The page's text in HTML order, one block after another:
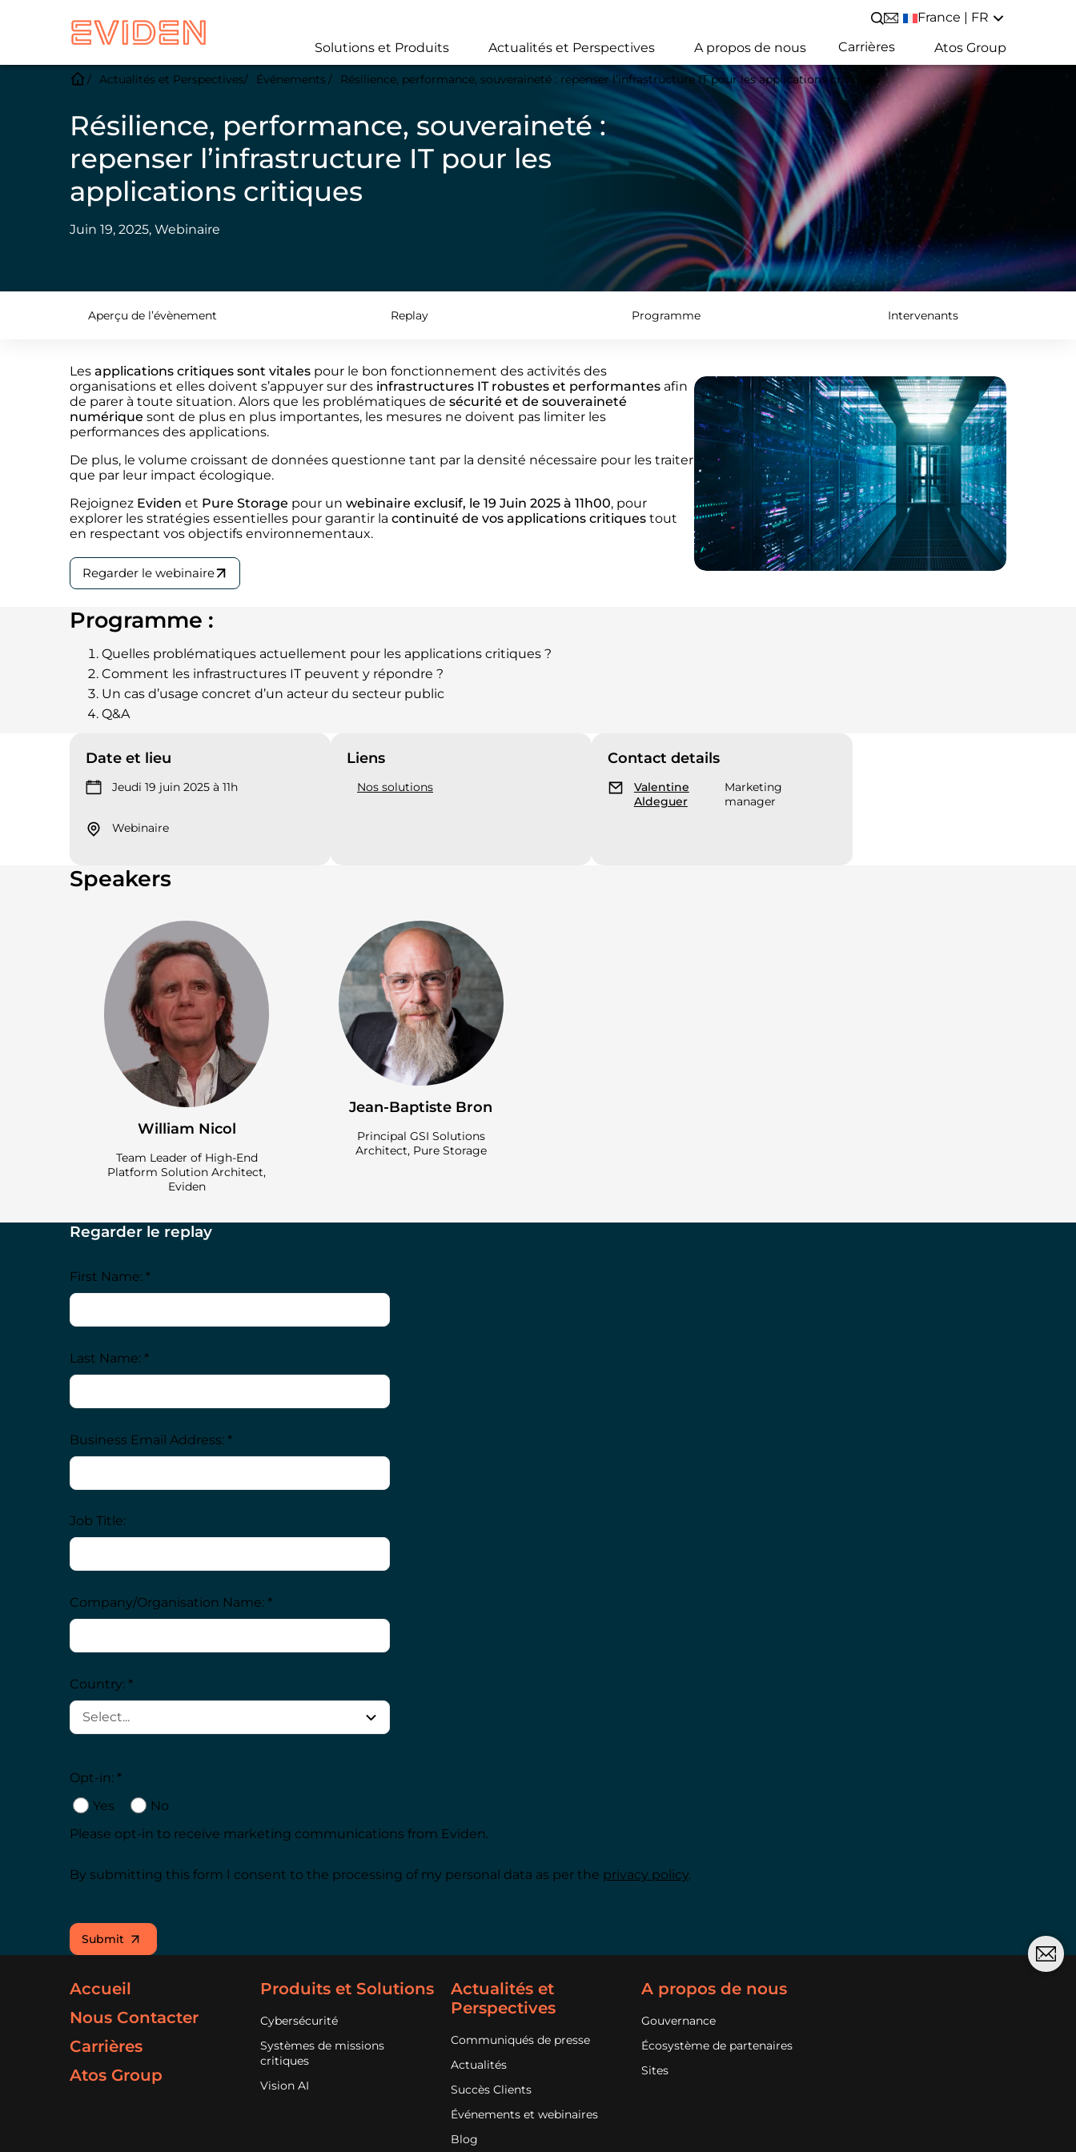
main
content
Lancer/Fermer une recherche
France | FR
Solutions et Produits Actualités et Perspectives A propos de nous Carrières Atos Group
Actualités et Perspectives Événements Résilience, performance, souveraineté : repenser l’infrastructure IT pour les applications critiques
Résilience, performance, souveraineté :
repenser l’infrastructure IT pour les
applications critiques
Juin 19, 2025, Webinaire
Aperçu de l’évènement Replay Programme Intervenants
Lesapplications critiques sont vitales pour le bon fonctionnement des activités des
organisations et elles doivent s’appuyer sur des infrastructures IT robustes et performantes afin
de parer à toute situation. Alors que les problématiques de sécurité et de souveraineté
numérique sont de plus en plus importantes, les mesures ne doivent pas limiter les
performances des applications.
De plus, le volume croissant de données questionne tant par la densité nécessaire pour les traiter
que par leur impact écologique.
Rejoignez Eviden et Pure Storage pour unwebinaire exclusif, le 19 Juin 2025 à 11h00, pour
explorer les stratégies essentielles pour garantir lacontinuité de vos applications critiques tout
en respectant vos objectifs environnementaux.
Regarder le webinaire
Programme :
Quelles problématiques actuellement pour les applications critiques ?
Comment les infrastructures IT peuvent y répondre ?
Un cas d’usage concret d’un acteur du secteur public
Q&A
Date et lieu
Jeudi 19 juin 2025 à 11h
Webinaire
Liens
Nos solutions
Contact details
Valentine
Aldeguer
Marketing
manager
Speakers
William Nicol
Team Leader of High-End
Platform Solution Architect,
Eviden
Jean-Baptiste Bron
Principal GSI Solutions
Architect, Pure Storage
Regarder le replay
First Name: *
Last Name: *
Business Email Address: *
Job Title:
Company/Organisation Name: *
Country: *
Opt-in: *
Yes
No
Please opt-in to receive marketing communications from Eviden.
By submitting this form I consent to the processing of my personal data as per the privacy policy.
Submit
Accueil
Nous Contacter
Carrières
Atos Group
Produits et Solutions
Cybersécurité
Systèmes de missions
critiques
Vision AI
Actualités et
Perspectives
Communiqués de presse
Actualités
Succès Clients
Événements et webinaires
Blog
A propos de nous
Gouvernance
Écosystème de partenaires
Sites